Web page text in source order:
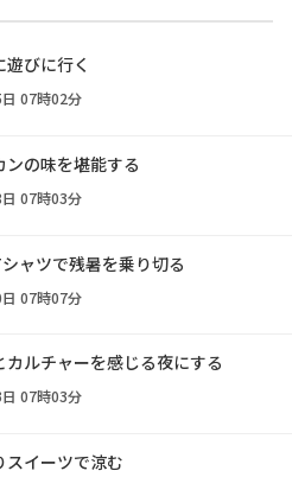
びに行く
07時02分
ンの味を堪能する
07時03分
ャツで残暑を乗り切る
07時07分
カルチャーを感じる夜にする
07時03分
スイーツで涼む